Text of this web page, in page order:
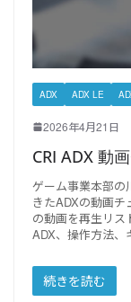
ADX ADX LE
2026年4月21日
CRI ADX 動
ゲーム事業本部の
きたADXの動画
の動画を再生リス
ADX、操作方法、
続きを読む